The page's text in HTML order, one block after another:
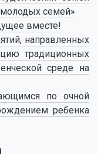
семей»
вместе!
направленных
традиционных
среде на
по очной
ребенка